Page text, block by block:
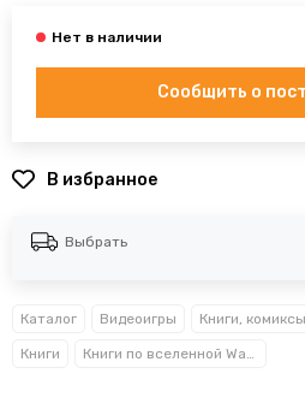
Сообщить о
В избранное
Выбрать
Каталог Видеоигры Книги,
Книги Книги по вселенной Warhammer